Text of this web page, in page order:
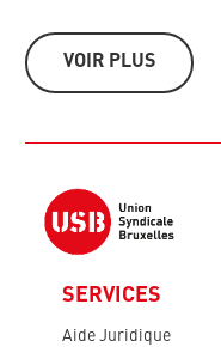
VOIR PLUS
SERVICES
Aide Juridique